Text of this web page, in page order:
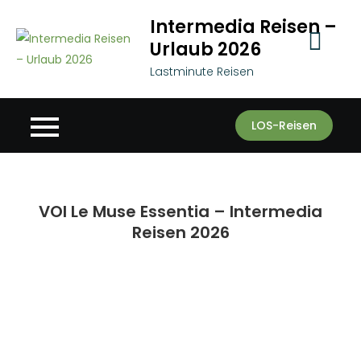
content
Intermedia Reisen –
Urlaub 2026
Lastminute Reisen
LOS-Reisen
VOI Le Muse Essentia – Intermedia
Reisen 2026